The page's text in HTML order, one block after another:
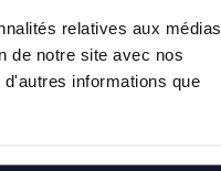
relatives aux médias
de notre site avec nos
informations que